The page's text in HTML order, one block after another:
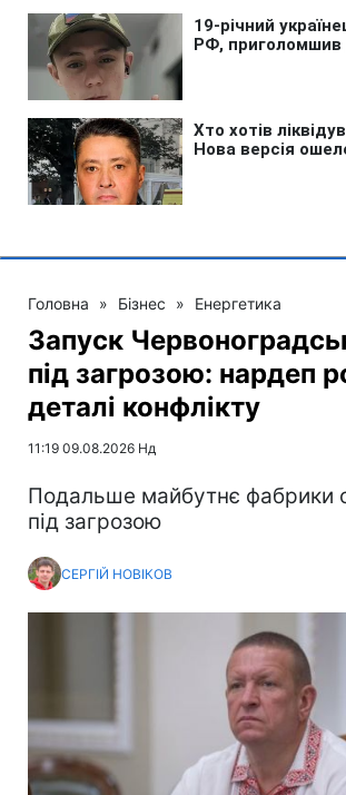
Головна » Бізнес » Енергетика
Запуск
під загрозою: нардеп
деталі конфлікту
11:19 09.08.2026 Нд
Подальше майбутнє фабрики
під загрозою
СЕРГІЙ НОВІКОВ